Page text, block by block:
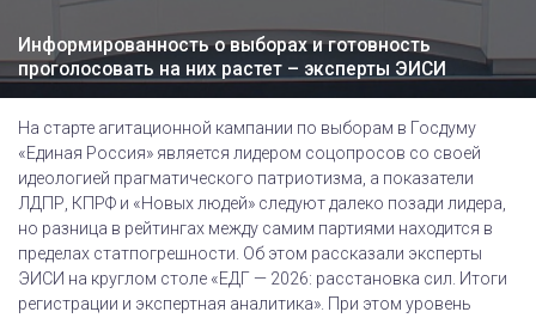
Информированность о выборах и готовность
проголосовать на них растет – эксперты ЭИСИ
На старте агитационной кампании по выборам в Госдуму
«Единая Россия» является лидером соцопросов со своей
идеологией прагматического патриотизма, а показатели
ЛДПР, КПРФ и «Новых людей» следуют далеко позади лидера,
но разница в рейтингах между самим партиями находится в
пределах статпогрешности. Об этом рассказали эксперты
ЭИСИ на круглом столе «ЕДГ — 2026: расстановка сил. Итоги
регистрации и экспертная аналитика». При этом уровень